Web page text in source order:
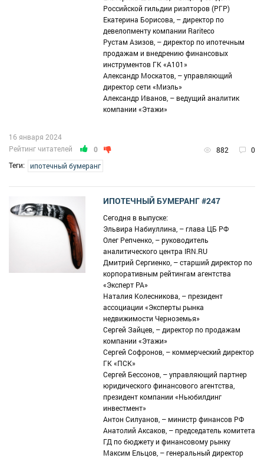
Российской гильдии риэлторов (РГР)
Екатерина Борисова, – директор по
девелопменту компании Rariteco
Рустам Азизов, – директор по ипотечным
продажам и внедрению финансовых
инструментов ГК «А101»
Александр Москатов, – управляющий
директор сети «Миэль»
Александр Иванов, – ведущий аналитик
компании «Этажи»
Рейтинг читателей 0 882 0
16 января 2024
Теги: ипотечный бумеранг
ИПОТЕЧНЫЙ БУМЕРАНГ #247
Сегодня в выпуске:
Эльвира Набиуллина, – глава ЦБ РФ
Олег Репченко, – руководитель
аналитического центра IRN.RU
Дмитрий Сергиенко, – старший директор по
корпоративным рейтингам агентства
«Эксперт РА»
Наталия Колесникова, – президент
ассоциации «Эксперты рынка
недвижимости Черноземья»
Сергей Зайцев, – директор по продажам
компании «Этажи»
Сергей Софронов, – коммерческий директор
ГК «ПСК»
Сергей Бессонов, – управляющий партнер
юридического финансового агентства,
президент компании «Ньюбилдинг
инвестмент»
Антон Силуанов, – министр финансов РФ
Анатолий Аксаков, – председатель комитета
ГД по бюджету и финансовому рынку
Максим Ельцов, – генеральный директор